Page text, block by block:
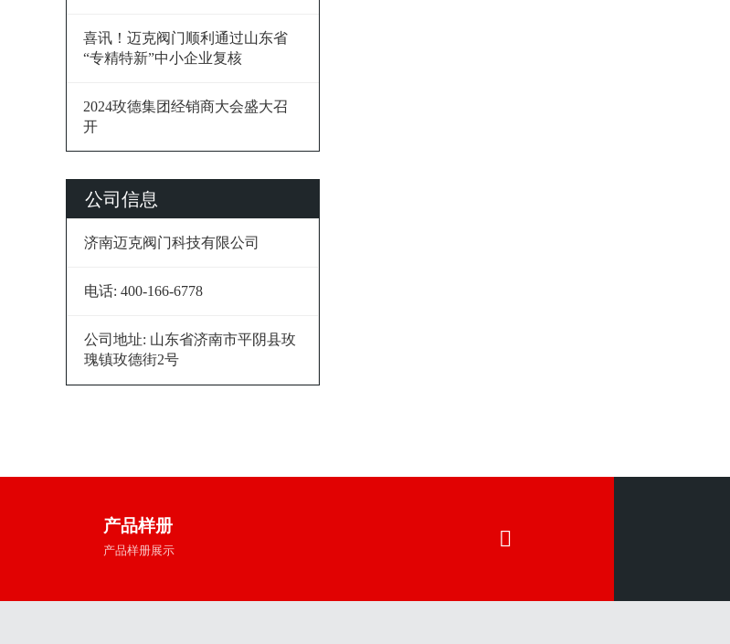
喜讯！迈克阀门顺利通过山东省
“专精特新”中小企业复核
2024玫德集团经销商大会盛大召
开
公司信息
济南迈克阀门科技有限公司
电话: 400-166-6778
公司地址: 山东省济南市平阴县玫
瑰镇玫德街2号
产品样册
产品样册展示